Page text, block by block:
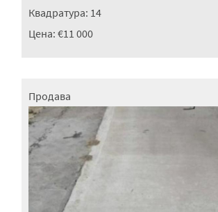
Квадратура: 14
Цена: €11 000
Продава